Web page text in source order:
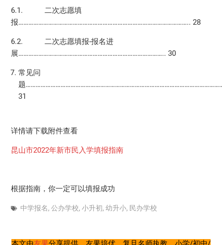
6.1. 二次志愿填
报………………………………………………………………………………………….. 28
6.2. 二次志愿填报-报名进
展…………………………………………………………………………….. 30
常见问
题
31
详情请下载附件查看
昆山市2022年新市民入学填报指南
根据指南，你一定可以填报成功
中学报名, 公办学校, 小升初, 幼升小, 民办学校